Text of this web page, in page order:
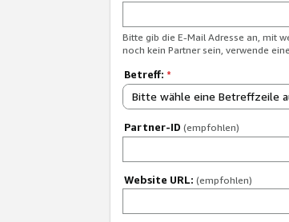
Bitte gib die E-Mail Adresse an, mit
noch kein Partner sein, verwende
Betreff: *
Bitte wähle eine Betreffzeile
Partner-ID (empfohlen)
Website URL: (empfohlen)